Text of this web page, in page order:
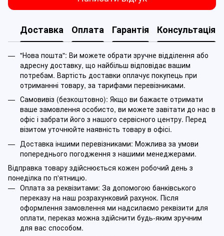
Доставка Оплата Гарантія Консультація
"Нова пошта": Ви можете обрати зручне відділення або
адресну доставку, що найбільш відповідає вашим
потребам. Вартість доставки оплачує покупець при
отриманнні товару, за тарифами перевізниками.
Самовивіз (безкоштовно): Якщо ви бажаєте отримати
ваше замовлення особисто, ви можете завітати до нас в
офіс і забрати його з нашого сервісного центру. Перед
візитом уточнюйте наявність товару в офісі.
Доставка іншими перевізниками: Можлива за умови
попереднього погодження з нашими менеджерами.
Відправка товару здійснюється кожен робочий день з
понеділка по п'ятницю.
Оплата за реквізитами: За допомогою банківського
переказу на наш розрахунковий рахунок. Після
оформлення замовлення ми надсилаємо реквізити для
оплати, переказ можна здійснити будь-яким зручним
для вас способом.